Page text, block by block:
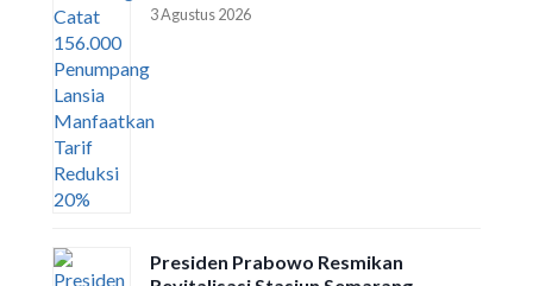
3 Agustus 2026
Presiden Prabowo Resmikan